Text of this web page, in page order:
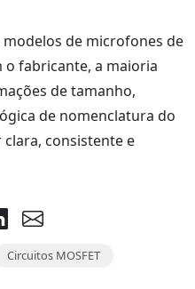
de microfones de
fabricante, a maioria
de tamanho,
de nomenclatura do
clara, consistente e
Circuitos MOSFET